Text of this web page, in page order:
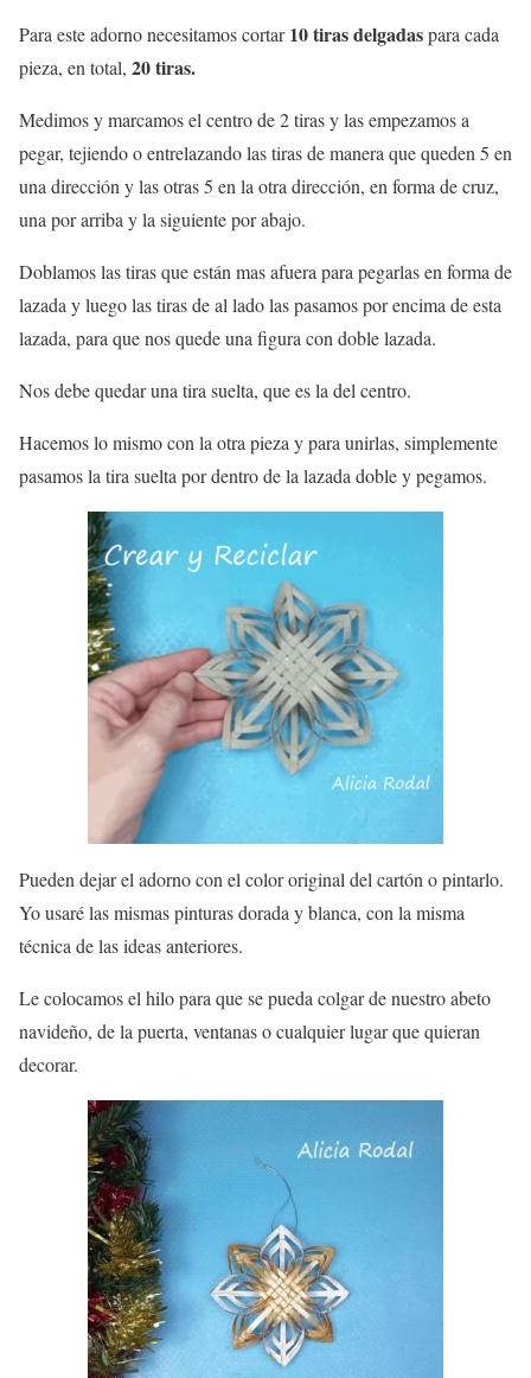
Para este adorno necesitamos cortar10 tiras delgadaspara cada
pieza, en total, 20 tiras.
Medimos y marcamos el centro de 2 tiras y las empezamos a
pegar, tejiendo o entrelazando las tiras de manera que queden 5 en
una dirección y las otras 5 en la otra dirección, en forma de cruz,
una por arriba y la siguiente por abajo.
Doblamos las tiras que están mas afuera para pegarlas en forma de
lazada y luego las tiras de al lado las pasamos por encima de esta
lazada, para que nos quede una figura con doble lazada.
Nos debe quedar una tira suelta, que es la del centro.
Hacemos lo mismo con la otra pieza y para unirlas, simplemente
pasamos la tira suelta por dentro de la lazada doble y pegamos.
Pueden dejar el adorno con el color original del cartón o pintarlo.
Yo usaré las mismas pinturas dorada y blanca, con la misma
técnica de las ideas anteriores.
Le colocamos el hilo para que se pueda colgar de nuestro abeto
navideño, de la puerta, ventanas o cualquier lugar que quieran
decorar.